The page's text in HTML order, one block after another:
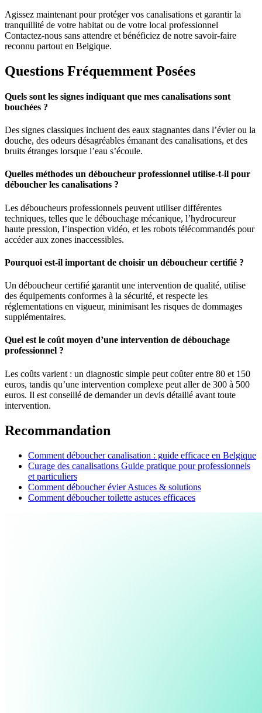
Agissez maintenant pour protéger vos canalisations et garantir la
tranquillité de votre habitat ou de votre local professionnel
Contactez-nous sans attendre et bénéficiez de notre savoir-faire
reconnu partout en Belgique.
Questions Fréquemment Posées
Quels sont les signes indiquant que mes canalisations sont
bouchées ?
Des signes classiques incluent des eaux stagnantes dans l’évier ou la
douche, des odeurs désagréables émanant des canalisations, et des
bruits étranges lorsque l’eau s’écoule.
Quelles méthodes un déboucheur professionnel utilise-t-il pour
déboucher les canalisations ?
Les déboucheurs professionnels peuvent utiliser différentes
techniques, telles que le débouchage mécanique, l’hydrocureur
haute pression, l’inspection vidéo, et les robots télécommandés pour
accéder aux zones inaccessibles.
Pourquoi est-il important de choisir un déboucheur certifié ?
Un déboucheur certifié garantit une intervention de qualité, utilise
des équipements conformes à la sécurité, et respecte les
réglementations en vigueur, minimisant les risques de dommages
supplémentaires.
Quel est le coût moyen d’une intervention de débouchage
professionnel ?
Les coûts varient : un diagnostic simple peut coûter entre 80 et 150
euros, tandis qu’une intervention complexe peut aller de 300 à 500
euros. Il est conseillé de demander un devis détaillé avant toute
intervention.
Recommandation
Comment déboucher canalisation : guide efficace en Belgique
Curage des canalisations Guide pratique pour professionnels
et particuliers
Comment déboucher évier Astuces & solutions
Comment déboucher toilette astuces efficaces